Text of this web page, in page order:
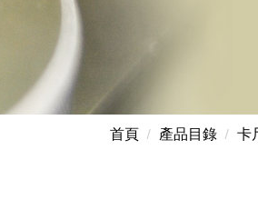
首頁 產品目錄 卡